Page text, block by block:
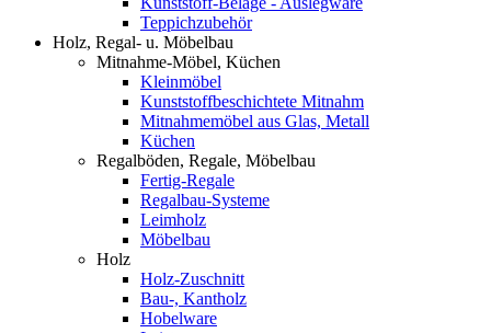
Teppichzubehör
Holz, Regal- u. Möbelbau
Mitnahme-Möbel, Küchen
Kleinmöbel
Kunststoffbeschichtete Mitnahm
Mitnahmemöbel aus Glas, Metall
Küchen
Regalböden, Regale, Möbelbau
Fertig-Regale
Regalbau-Systeme
Leimholz
Möbelbau
Holz
Holz-Zuschnitt
Bau-, Kantholz
Hobelware